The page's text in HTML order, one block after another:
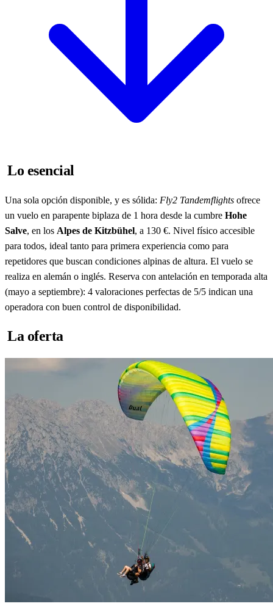
Lo esencial
Una sola opción disponible, y es sólida: Fly2 Tandemflights ofrece
un vuelo en parapente biplaza de 1 hora desde la cumbre Hohe
Salve, en los Alpes de Kitzbühel, a 130 €. Nivel físico accesible
para todos, ideal tanto para primera experiencia como para
repetidores que buscan condiciones alpinas de altura. El vuelo se
realiza en alemán o inglés. Reserva con antelación en temporada alta
(mayo a septiembre): 4 valoraciones perfectas de 5/5 indican una
operadora con buen control de disponibilidad.
La oferta